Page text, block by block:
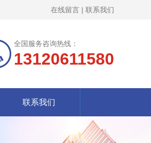
在线留言 | 联系我们
全国服务咨询热线：
13120611580
联系我们